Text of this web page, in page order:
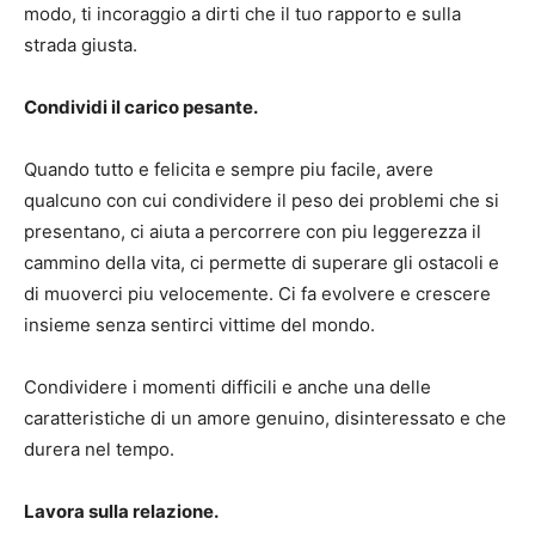
modo, ti incoraggio a dirti che il tuo rapporto e sulla
strada giusta.
Condividi il carico pesante.
Quando tutto e felicita e sempre piu facile, avere
qualcuno con cui condividere il peso dei problemi che si
presentano, ci aiuta a percorrere con piu leggerezza il
cammino della vita, ci permette di superare gli ostacoli e
di muoverci piu velocemente. Ci fa evolvere e crescere
insieme senza sentirci vittime del mondo.
Condividere i momenti difficili e anche una delle
caratteristiche di un amore genuino, disinteressato e che
durera nel tempo.
Lavora sulla relazione.